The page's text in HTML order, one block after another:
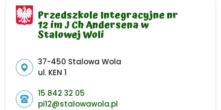
Przedszkole Integracyjne nr
12 im J Ch Andersena w
Stalowej Woli
Adres pocztowy:
37-450 Stalowa Wola
ul. KEN 1
15 842 32 05
pi12@stalowawola.pl